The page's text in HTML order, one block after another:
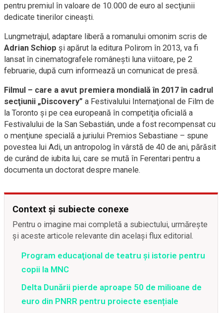
pentru premiul în valoare de 10.000 de euro al secţiunii
dedicate tinerilor cineaşti.
Lungmetrajul, adaptare liberă a romanului omonim scris de
Adrian Schiop şi apărut la editura Polirom în 2013, va fi
lansat în cinematografele româneşti luna viitoare, pe 2
februarie, după cum informează un comunicat de presă.
Filmul – care a avut premiera mondială în 2017 în cadrul
secţiunii „Discovery” a Festivalului Internaţional de Film de
la Toronto şi pe cea europeană în competiţia oficială a
Festivalului de la San Sebastián, unde a fost recompensat cu
o menţiune specială a juriului Premios Sebastiane – spune
povestea lui Adi, un antropolog în vârstă de 40 de ani, părăsit
de curând de iubita lui, care se mută în Ferentari pentru a
documenta un doctorat despre manele.
Context și subiecte conexe
Pentru o imagine mai completă a subiectului, urmărește
și aceste articole relevante din același flux editorial.
Program educaţional de teatru şi istorie pentru
copii la MNC
Delta Dunării pierde aproape 50 de milioane de
euro din PNRR pentru proiecte esențiale